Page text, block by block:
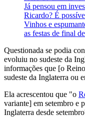
Já pensou em
Ricardo? É
Vinhos e
as festas de final
Questionada se podia
evoluiu no sudeste da
informações que [o
sudeste da Inglaterra ou
Ela acrescentou que "o
variante] em setembro e
Inglaterra desde